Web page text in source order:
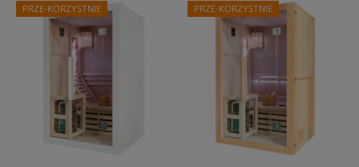
PRZE-KORZYSTNIE PRZE-KORZYSTNIE